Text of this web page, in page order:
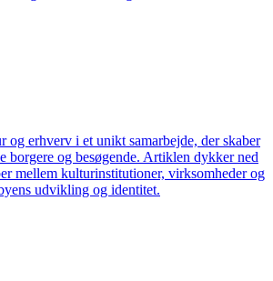
og erhverv i et unikt samarbejde, der skaber
borgere og besøgende. Artiklen dykker ned
mellem kulturinstitutioner, virksomheder og
udvikling og identitet.